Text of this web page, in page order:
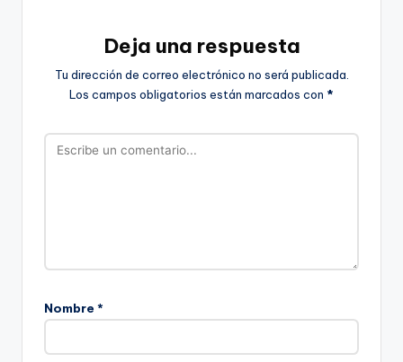
Deja una respuesta
Tu dirección de correo electrónico no será publicada.
Los campos obligatorios están marcados con *
Nombre *